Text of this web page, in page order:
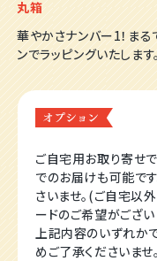
丸箱
華やかさナンバー1！ま
ンでラッピングいたしま
ご自宅用お取り寄せ
でのお届けも可能で
さいませ。(ご自宅以
ードのご希望がござ
上記内容のいずれか
めご了承くださいませ